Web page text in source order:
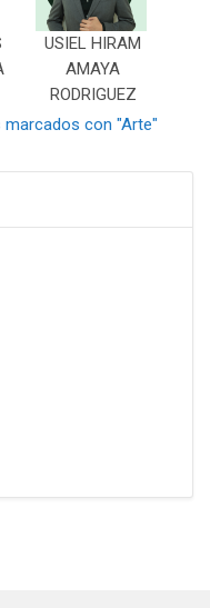
USIEL HIRAM
AMAYA
RODRIGUEZ
con "Arte"